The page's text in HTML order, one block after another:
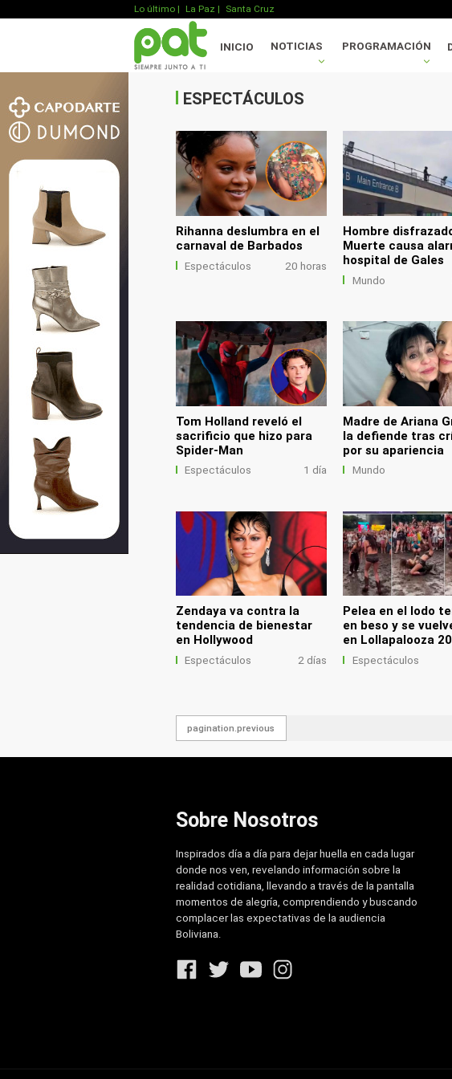
Lo último | La Paz | Santa Cruz
INICIO NOTICIAS PROGRAMACIÓN
ESPECTÁCULOS
.
Rihanna deslumbra en el
carnaval de Barbados
Espectáculos 20 horas
Hombre
Muerte causa
hospital de Gales
Mundo
Tom Holland reveló el
sacrificio que hizo para
Spider-Man
Espectáculos 1 día
Madre de Ariana
la defiende tras
por su apariencia
Mundo
Zendaya va contra la
tendencia de bienestar
en Hollywood
Espectáculos 2 días
Pelea en el lodo
en beso y se
en Lollapalooza
Espectáculos
pagination.previous
Sobre Nosotros
Inspirados día a día para dejar huella en cada lugar
donde nos ven, revelando información sobre la
realidad cotidiana, llevando a través de la pantalla
momentos de alegría, comprendiendo y buscando
complacer las expectativas de la audiencia
Boliviana.